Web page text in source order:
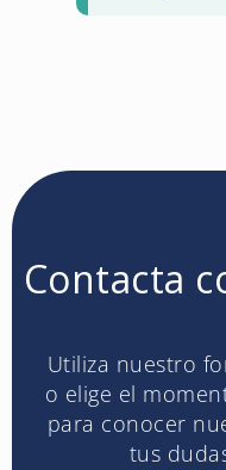
Contacta
Utiliza nuestro
o elige el
para conocer
tus